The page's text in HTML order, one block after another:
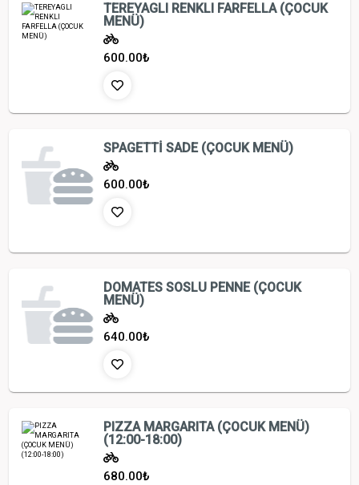
TEREYAGLI RENKLI FARFELLA (ÇOCUK
MENÜ)
600.00₺
SPAGETTİ SADE (ÇOCUK MENÜ)
600.00₺
DOMATES SOSLU PENNE (ÇOCUK
MENÜ)
640.00₺
PIZZA MARGARITA (ÇOCUK MENÜ)
(12:00-18:00)
680.00₺